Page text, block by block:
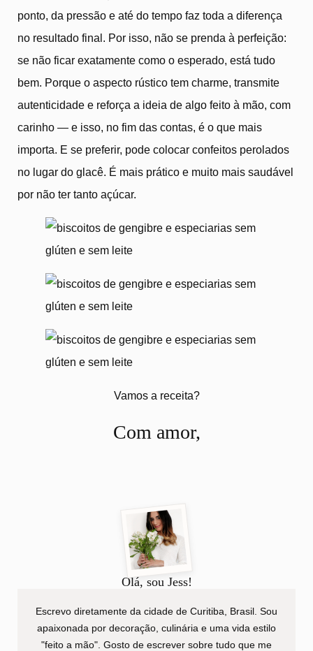
ponto, da pressão e até do tempo faz toda a diferença
no resultado final. Por isso, não se prenda à perfeição:
se não ficar exatamente como o esperado, está tudo
bem. Porque o aspecto rústico tem charme, transmite
autenticidade e reforça a ideia de algo feito à mão, com
carinho — e isso, no fim das contas, é o que mais
importa. E se preferir, pode colocar confeitos perolados
no lugar do glacê. É mais prático e muito mais saudável
por não ter tanto açúcar.
Vamos a receita?
Com amor,
Olá, sou Jess!
Escrevo diretamente da cidade de Curitiba, Brasil. Sou
apaixonada por decoração, culinária e uma vida estilo
"feito a mão". Gosto de escrever sobre tudo que me